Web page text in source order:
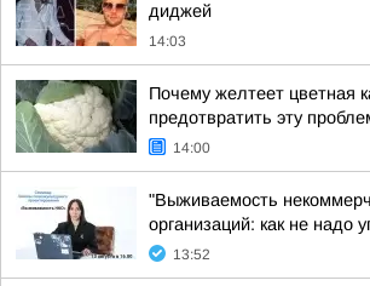
диджей
14:03
Почему желтеет цветная
предотвратить эту
14:00
"Выживаемость
организаций: как не надо
13:52